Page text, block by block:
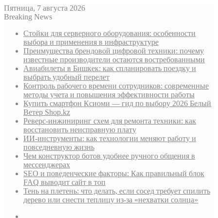
Пятница, 7 августа 2026
Breaking News
Стойки для серверного оборудования: особенности
выбора и применения в инфраструктуре
Преимущества брендовой цифровой техники: почему
известные производители остаются востребованными
Авиабилеты в Бишкек: как спланировать поездку и
выбрать удобный перелет
Контроль рабочего времени сотрудников: современные
методы учета и повышения эффективности работы
Купить смартфон Ксиоми — гид по выбору 2026 Белый
Ветер Shop.kz
Реверс-инжиниринг схем для ремонта техники: как
восстановить неисправную плату
ИИ-инструменты: как технологии меняют работу и
повседневную жизнь
Чем конструктор ботов удобнее ручного общения в
мессенджерах
SEO и поведенческие факторы: Как правильный блок
FAQ выводит сайт в топ
Тень на плетень: что делать, если сосед требует спилить
дерево или снести теплицу из-за «нехватки солнца»